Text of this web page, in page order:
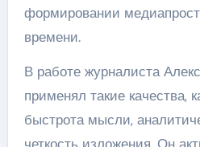
формировании
времени.
В работе журналиста
применял такие качества,
быстрота мысли,